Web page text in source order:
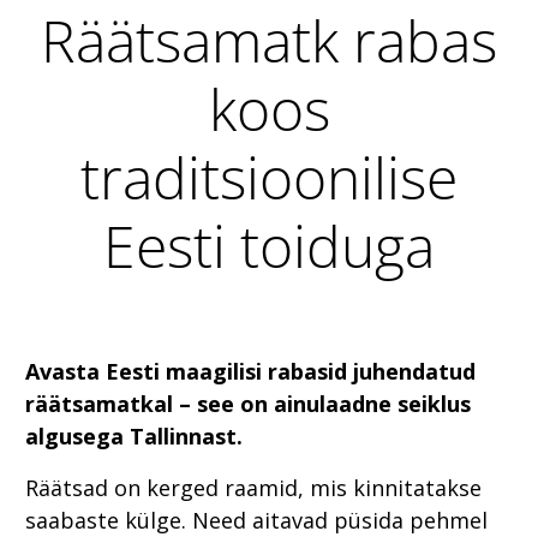
Räätsamatk rabas
koos
traditsioonilise
Eesti toiduga
Avasta Eesti maagilisi rabasid juhendatud
räätsamatkal – see on ainulaadne seiklus
algusega Tallinnast.
Räätsad on kerged raamid, mis kinnitatakse
saabaste külge. Need aitavad püsida pehmel